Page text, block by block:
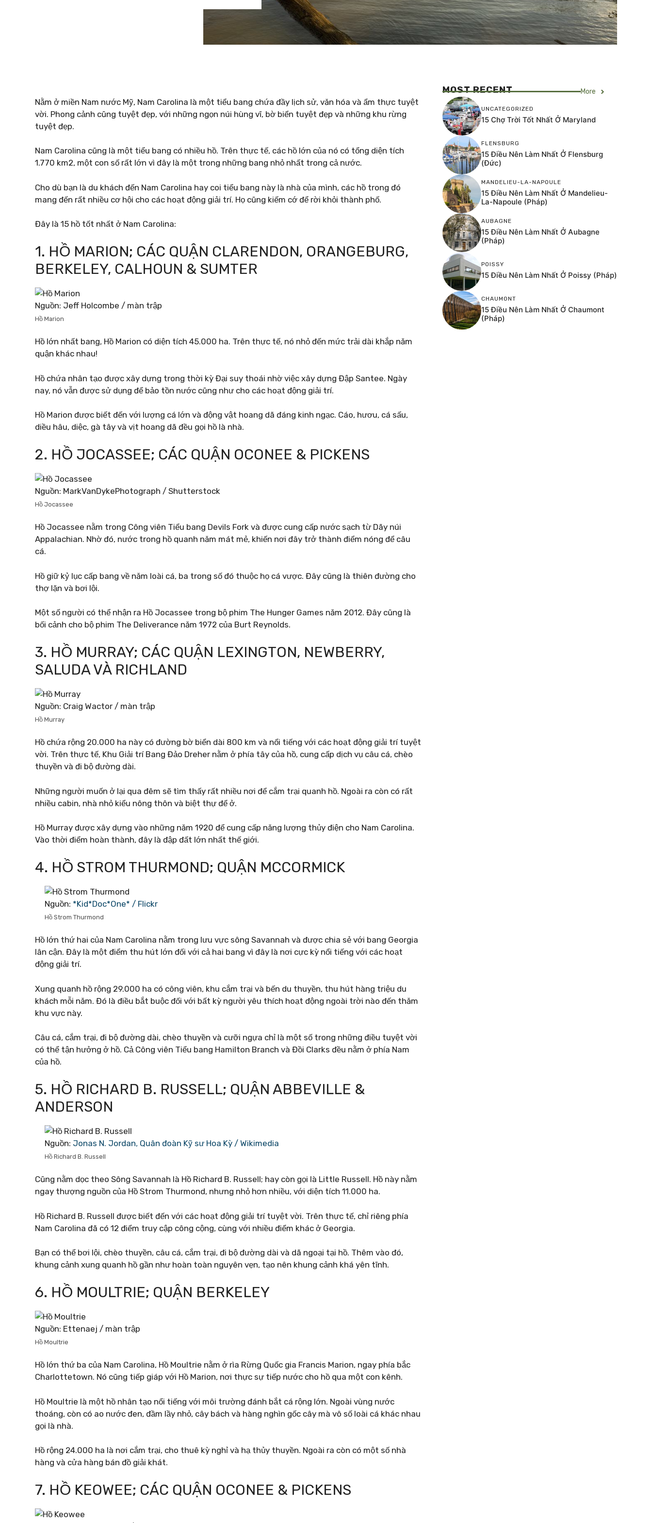
Nằm ở miền Nam nước Mỹ, Nam Carolina là một tiểu bang chứa đầy lịch sử, văn hóa và ẩm thực tuyệt
vời. Phong cảnh cũng tuyệt đẹp, với những ngọn núi hùng vĩ, bờ biển tuyệt đẹp và những khu rừng
tuyệt đẹp.
Nam Carolina cũng là một tiểu bang có nhiều hồ. Trên thực tế, các hồ lớn của nó có tổng diện tích
1.770 km2, một con số rất lớn vì đây là một trong những bang nhỏ nhất trong cả nước.
Cho dù bạn là du khách đến Nam Carolina hay coi tiểu bang này là nhà của mình, các hồ trong đó
mang đến rất nhiều cơ hội cho các hoạt động giải trí. Họ cũng kiếm cớ để rời khỏi thành phố.
Đây là 15 hồ tốt nhất ở Nam Carolina:
1. HỒ MARION; CÁC QUẬN CLARENDON, ORANGEBURG,
BERKELEY, CALHOUN & SUMTER
Nguồn: Jeff Holcombe / màn trập
Hồ Marion
Hồ lớn nhất bang, Hồ Marion có diện tích 45.000 ha. Trên thực tế, nó nhỏ đến mức trải dài khắp năm
quận khác nhau!
Hồ chứa nhân tạo được xây dựng trong thời kỳ Đại suy thoái nhờ việc xây dựng Đập Santee. Ngày
nay, nó vẫn được sử dụng để bảo tồn nước cũng như cho các hoạt động giải trí.
Hồ Marion được biết đến với lượng cá lớn và động vật hoang dã đáng kinh ngạc. Cáo, hươu, cá sấu,
diều hâu, diệc, gà tây và vịt hoang dã đều gọi hồ là nhà.
2. HỒ JOCASSEE; CÁC QUẬN OCONEE & PICKENS
Nguồn: MarkVanDykePhotograph / Shutterstock
Hồ Jocassee
Hồ Jocassee nằm trong Công viên Tiểu bang Devils Fork và được cung cấp nước sạch từ Dãy núi
Appalachian. Nhờ đó, nước trong hồ quanh năm mát mẻ, khiến nơi đây trở thành điểm nóng để câu
cá.
Hồ giữ kỷ lục cấp bang về năm loài cá, ba trong số đó thuộc họ cá vược. Đây cũng là thiên đường cho
thợ lặn và bơi lội.
Một số người có thể nhận ra Hồ Jocassee trong bộ phim The Hunger Games năm 2012. Đây cũng là
bối cảnh cho bộ phim The Deliverance năm 1972 của Burt Reynolds.
3. HỒ MURRAY; CÁC QUẬN LEXINGTON, NEWBERRY,
SALUDA VÀ RICHLAND
Nguồn: Craig Wactor / màn trập
Hồ Murray
Hồ chứa rộng 20.000 ha này có đường bờ biển dài 800 km và nổi tiếng với các hoạt động giải trí tuyệt
vời. Trên thực tế, Khu Giải trí Bang Đảo Dreher nằm ở phía tây của hồ, cung cấp dịch vụ câu cá, chèo
thuyền và đi bộ đường dài.
Những người muốn ở lại qua đêm sẽ tìm thấy rất nhiều nơi để cắm trại quanh hồ. Ngoài ra còn có rất
nhiều cabin, nhà nhỏ kiểu nông thôn và biệt thự để ở.
Hồ Murray được xây dựng vào những năm 1920 để cung cấp năng lượng thủy điện cho Nam Carolina.
Vào thời điểm hoàn thành, đây là đập đất lớn nhất thế giới.
4. HỒ STROM THURMOND; QUẬN MCCORMICK
Nguồn: *Kid*Doc*One* / Flickr
Hồ Strom Thurmond
Hồ lớn thứ hai của Nam Carolina nằm trong lưu vực sông Savannah và được chia sẻ với bang Georgia
lân cận. Đây là một điểm thu hút lớn đối với cả hai bang vì đây là nơi cực kỳ nổi tiếng với các hoạt
động giải trí.
Xung quanh hồ rộng 29.000 ha có công viên, khu cắm trại và bến du thuyền, thu hút hàng triệu du
khách mỗi năm. Đó là điều bắt buộc đối với bất kỳ người yêu thích hoạt động ngoài trời nào đến thăm
khu vực này.
Câu cá, cắm trại, đi bộ đường dài, chèo thuyền và cưỡi ngựa chỉ là một số trong những điều tuyệt vời
có thể tận hưởng ở hồ. Cả Công viên Tiểu bang Hamilton Branch và Đồi Clarks đều nằm ở phía Nam
của hồ.
5. HỒ RICHARD B. RUSSELL; QUẬN ABBEVILLE &
ANDERSON
Nguồn: Jonas N. Jordan, Quân đoàn Kỹ sư Hoa Kỳ / Wikimedia
Hồ Richard B. Russell
Cũng nằm dọc theo Sông Savannah là Hồ Richard B. Russell; hay còn gọi là Little Russell. Hồ này nằm
ngay thượng nguồn của Hồ Strom Thurmond, nhưng nhỏ hơn nhiều, với diện tích 11.000 ha.
Hồ Richard B. Russell được biết đến với các hoạt động giải trí tuyệt vời. Trên thực tế, chỉ riêng phía
Nam Carolina đã có 12 điểm truy cập công cộng, cùng với nhiều điểm khác ở Georgia.
Bạn có thể bơi lội, chèo thuyền, câu cá, cắm trại, đi bộ đường dài và dã ngoại tại hồ. Thêm vào đó,
khung cảnh xung quanh hồ gần như hoàn toàn nguyên vẹn, tạo nên khung cảnh khá yên tĩnh.
6. HỒ MOULTRIE; QUẬN BERKELEY
Nguồn: Ettenaej / màn trập
Hồ Moultrie
Hồ lớn thứ ba của Nam Carolina, Hồ Moultrie nằm ở rìa Rừng Quốc gia Francis Marion, ngay phía bắc
Charlottetown. Nó cũng tiếp giáp với Hồ Marion, nơi thực sự tiếp nước cho hồ qua một con kênh.
Hồ Moultrie là một hồ nhân tạo nổi tiếng với môi trường đánh bắt cá rộng lớn. Ngoài vùng nước
thoáng, còn có ao nước đen, đầm lầy nhỏ, cây bách và hàng nghìn gốc cây mà vô số loài cá khác nhau
gọi là nhà.
Hồ rộng 24.000 ha là nơi cắm trại, cho thuê kỳ nghỉ và hạ thủy thuyền. Ngoài ra còn có một số nhà
hàng và cửa hàng bán đồ giải khát.
7. HỒ KEOWEE; CÁC QUẬN OCONEE & PICKENS
MOST RECENT More
UNCATEGORIZED
15 Chợ Trời Tốt Nhất Ở Maryland
FLENSBURG
15 Điều Nên Làm Nhất Ở Flensburg
(Đức)
MANDELIEU-LA-NAPOULE
15 Điều Nên Làm Nhất Ở Mandelieu-
La-Napoule (Pháp)
AUBAGNE
15 Điều Nên Làm Nhất Ở Aubagne
(Pháp)
POISSY
15 Điều Nên Làm Nhất Ở Poissy (Pháp)
CHAUMONT
15 Điều Nên Làm Nhất Ở Chaumont
(Pháp)